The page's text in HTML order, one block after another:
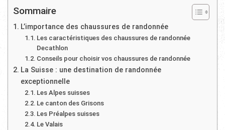
Sommaire
L’importance des chaussures de randonnée
Les caractéristiques des chaussures de randonnée
Decathlon
Conseils pour choisir vos chaussures de randonnée
La Suisse : une destination de randonnée
exceptionnelle
Les Alpes suisses
Le canton des Grisons
Les Préalpes suisses
Le Valais